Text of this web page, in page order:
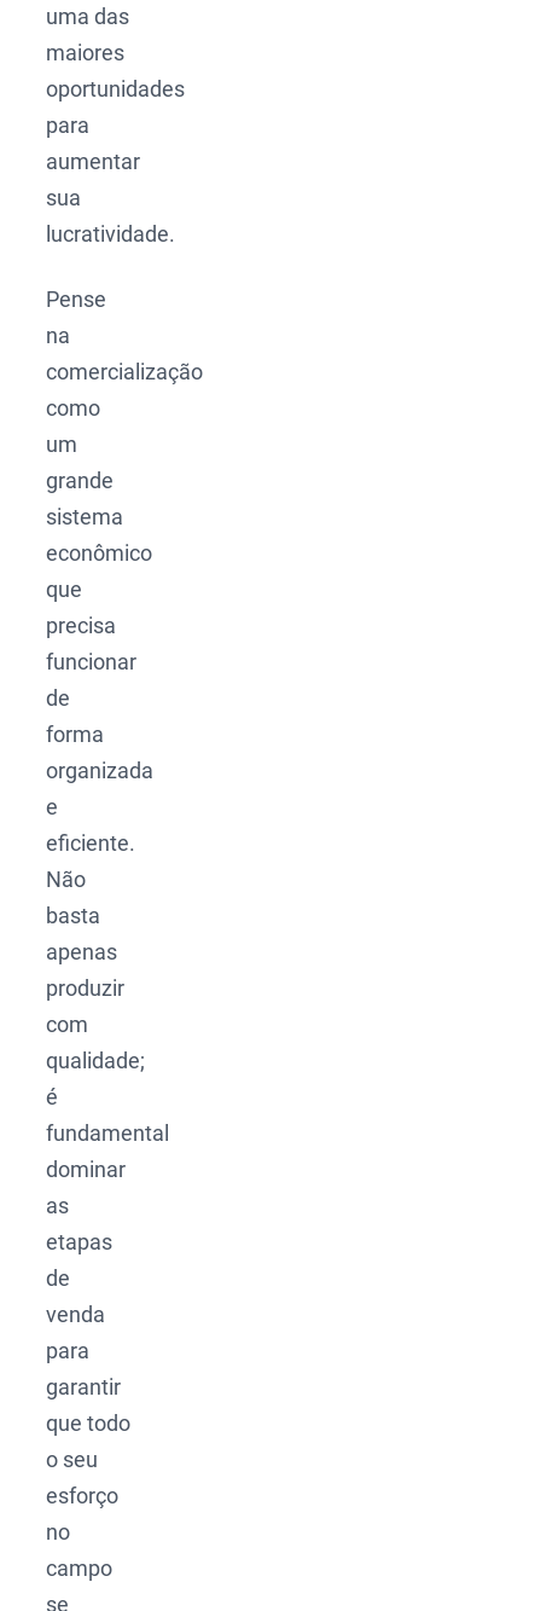
uma das
maiores
oportunidades
para
aumentar
sua
lucratividade.
Pense
na
comercialização
como
um
grande
sistema
econômico
que
precisa
funcionar
de
forma
organizada
e
eficiente.
Não
basta
apenas
produzir
com
qualidade;
é
fundamental
dominar
as
etapas
de
venda
para
garantir
que todo
o seu
esforço
no
campo
se